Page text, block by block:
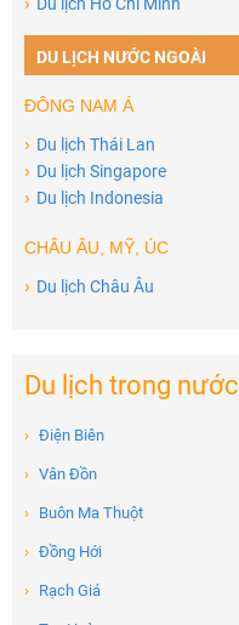
Du lịch Hồ Chí Minh
DU LỊCH NƯỚC NGOÀI
ĐÔNG NAM Á
› Du lịch Thái Lan
› Du lịch Singapore
› Du lịch Indonesia
CHÂU ÂU, MỸ, ÚC
› Du lịch Châu Âu
Du lịch trong nước
› Điện Biên
› Vân Đồn
› Buôn Ma Thuột
› Đồng Hới
› Rạch Giá